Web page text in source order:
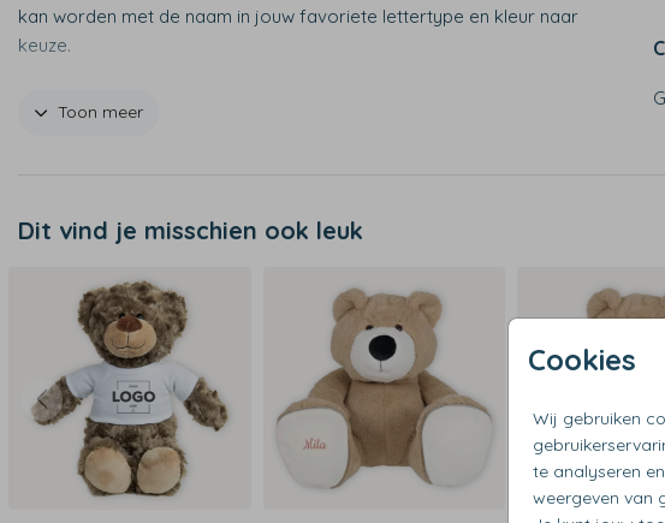
Cookies
Wij gebruiken
te analyseren
weergeven van
kan worden met de naam in jouw favoriete lettertype en kleur naar
keuze.
Productspecificaties
Toon meer
Dit vind je misschien ook leuk